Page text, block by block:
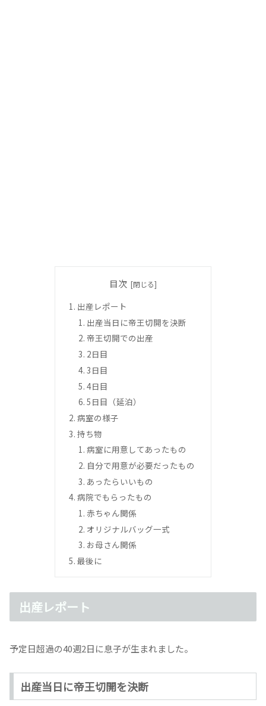
目次
出産レポート
出産当日に帝王切開を決断
帝王切開での出産
2日目
3日目
4日目
5日目（延泊）
病室の様子
持ち物
病室に用意してあったもの
自分で用意が必要だったもの
あったらいいもの
病院でもらったもの
赤ちゃん関係
オリジナルバッグ一式
お母さん関係
最後に
出産レポート
予定日超過の40週2日に息子が生まれました。
出産当日に帝王切開を決断